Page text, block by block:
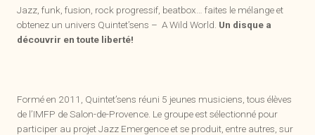
Jazz, funk, fusion, rock progressif, beatbox… faites le mélange et
obtenez un univers Quintet’sens – A Wild World. Un disque a
découvrir en toute liberté!
Formé en 2011, Quintet’sens réuni 5 jeunes musiciens, tous élèves
de l’IMFP de Salon-de-Provence. Le groupe est sélectionné pour
participer au projet Jazz Emergence et se produit, entre autres, sur